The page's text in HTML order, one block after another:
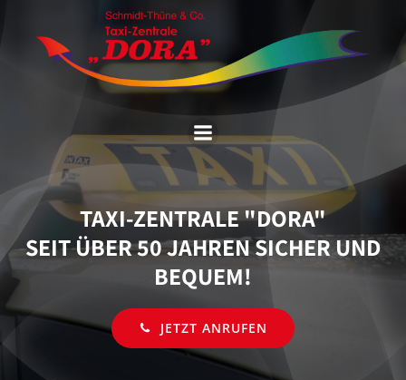
springen
TAXI-ZENTRALE "DORA"
SEIT ÜBER 50 JAHREN SICHER UND
BEQUEM!
JETZT ANRUFEN